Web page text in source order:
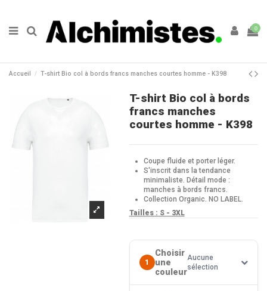
0
Accueil T-shirt Bio col à bords francs manches courtes homme - K398
T-shirt Bio col à bords
francs manches
courtes homme - K398
Coupe fluide et porter léger.
S'inscrit dans la tendance
minimaliste. Détail mode :
manches à bords francs.
Collection Organic. NO LABEL.
Tailles : S - 3XL
1
Choisir
une
couleur
Aucune
sélection